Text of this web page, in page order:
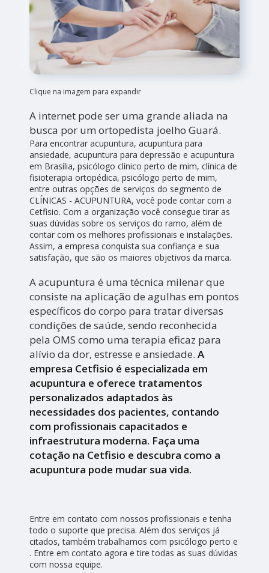
Clique na imagem para expandir
A internet pode ser uma grande aliada na
busca por um ortopedista joelho Guará.
Para encontrar acupuntura, acupuntura para
ansiedade, acupuntura para depressão e acupuntura
em Brasília, psicólogo clínico perto de mim, clínica de
fisioterapia ortopédica, psicólogo perto de mim,
entre outras opções de serviços do segmento de
CLÍNICAS - ACUPUNTURA, você pode contar com a
Cetfisio. Com a organização você consegue tirar as
suas dúvidas sobre os serviços do ramo, além de
contar com os melhores profissionais e instalações.
Assim, a empresa conquista sua confiança e sua
satisfação, que são os maiores objetivos da marca.
A acupuntura é uma técnica milenar que
consiste na aplicação de agulhas em pontos
específicos do corpo para tratar diversas
condições de saúde, sendo reconhecida
pela OMS como uma terapia eficaz para
alívio da dor, estresse e ansiedade.A
empresa Cetfisio é especializada em
acupuntura e oferece tratamentos
personalizados adaptados às
necessidades dos pacientes, contando
com profissionais capacitados e
infraestrutura moderna. Faça uma
cotação na Cetfisio e descubra como a
acupuntura pode mudar sua vida.
Entre em contato com nossos profissionais e tenha
todo o suporte que precisa. Além dos serviços já
citados, também trabalhamos com psicólogo perto e
. Entre em contato agora e tire todas as suas dúvidas
com nossa equipe.